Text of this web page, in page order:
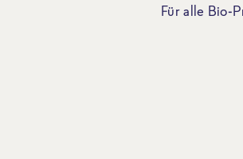
Für alle Bio-